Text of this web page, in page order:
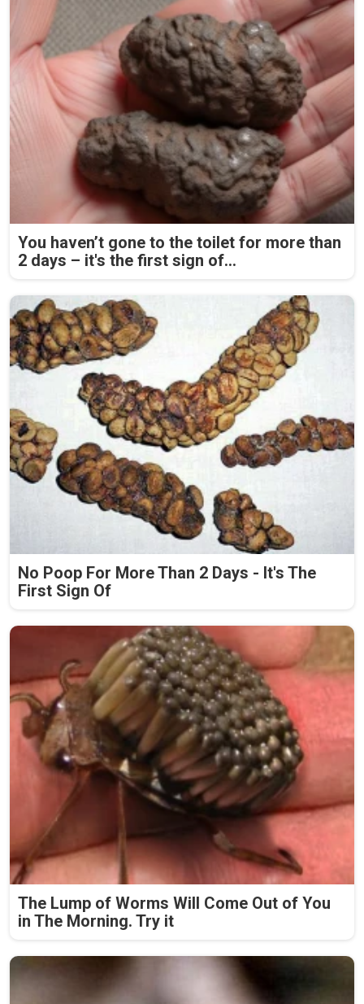
You haven’t gone to the toilet for more than
2 days – it's the first sign of...
No Poop For More Than 2 Days - It's The
First Sign Of
The Lump of Worms Will Come Out of You
in The Morning. Try it